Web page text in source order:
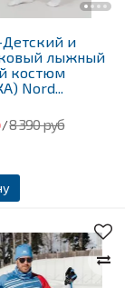
и
лыжный
костюм
Nord...
/8 390 руб